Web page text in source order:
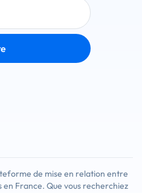
de mise en relation entre
France. Que vous recherchiez